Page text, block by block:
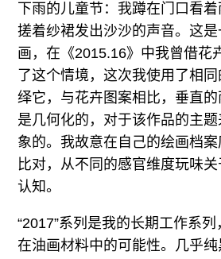
下雨的儿童节：我蹲在门口看
搓着纱裙发出沙沙的声音。这
画，在《2015.16》中我曾借花
了这个情境，这次我使用了相
绎它，与花卉图案相比，垂直
是几何化的，对于该作品的主
象的。我故意在自己的绘画档
比对，从不同的感官维度玩味关
认知。
“2017”系列是我的长期工作系列
在油画材料中的可能性。几乎